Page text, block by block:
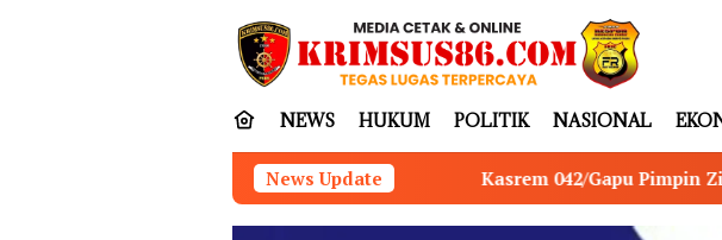
NEWS HUKUM POLITIK NASIONAL
News Update
Kasrem 042/Gapu Pimpin Ziarah Rombongan Peringati